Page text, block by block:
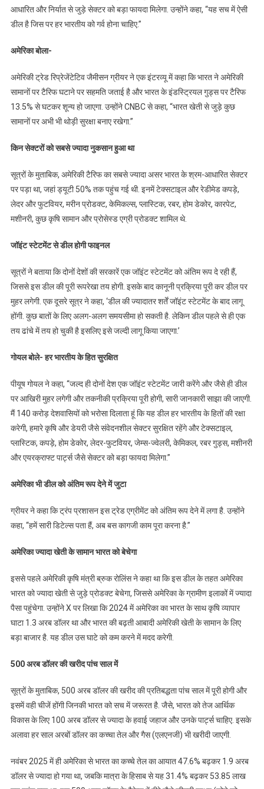
आधारित और निर्यात से जुड़े सेक्टर को बड़ा फायदा मिलेगा. उन्होंने कहा, “यह सच में ऐसी
डील है जिस पर हर भारतीय को गर्व होना चाहिए.”
अमेरिका बोला-
अमेरिकी ट्रेड रिप्रेजेंटेटिव जैमीसन ग्रीयर ने एक इंटरव्यू में कहा कि भारत ने अमेरिकी
सामानों पर टैरिफ घटाने पर सहमति जताई है और भारत के इंडस्ट्रियल गुड्स पर टैरिफ
13.5% से घटकर शून्य हो जाएगा. उन्होंने CNBC से कहा, “भारत खेती से जुड़े कुछ
सामानों पर अभी भी थोड़ी सुरक्षा बनाए रखेगा.”
किन सेक्टरों को सबसे ज्यादा नुकसान हुआ था
सूत्रों के मुताबिक, अमेरिकी टैरिफ का सबसे ज्यादा असर भारत के श्रम-आधारित सेक्टर
पर पड़ा था, जहां ड्यूटी 50% तक पहुंच गई थी. इनमें टेक्सटाइल और रेडीमेड कपड़े,
लेदर और फुटवियर, मरीन प्रोडक्ट, केमिकल्स, प्लास्टिक, रबर, होम डेकोर, कारपेट,
मशीनरी, कुछ कृषि सामान और प्रोसेस्ड एग्री प्रोडक्ट शामिल थे.
जॉइंट स्टेटमेंट से डील होगी फाइनल
सूत्रों ने बताया कि दोनों देशों की सरकारें एक जॉइंट स्टेटमेंट को अंतिम रूप दे रही हैं,
जिससे इस डील की पूरी रूपरेखा तय होगी. इसके बाद कानूनी प्रक्रिया पूरी कर डील पर
मुहर लगेगी. एक दूसरे सूत्र ने कहा, ‘डील की ज्यादातर शर्तें जॉइंट स्टेटमेंट के बाद लागू
होंगी. कुछ बातों के लिए अलग-अलग समयसीमा हो सकती है. लेकिन डील पहले से ही एक
तय ढांचे में तय हो चुकी है इसलिए इसे जल्दी लागू किया जाएगा.’
गोयल बोले- हर भारतीय के हित सुरक्षित
पीयूष गोयल ने कहा, “जल्द ही दोनों देश एक जॉइंट स्टेटमेंट जारी करेंगे और जैसे ही डील
पर आखिरी मुहर लगेगी और तकनीकी प्रक्रिया पूरी होगी, सारी जानकारी साझा की जाएगी.
मैं 140 करोड़ देशवासियों को भरोसा दिलाता हूं कि यह डील हर भारतीय के हितों की रक्षा
करेगी, हमारे कृषि और डेयरी जैसे संवेदनशील सेक्टर सुरक्षित रहेंगे और टेक्सटाइल,
प्लास्टिक, कपड़े, होम डेकोर, लेदर-फुटवियर, जेम्स-ज्वेलरी, केमिकल, रबर गुड्स, मशीनरी
और एयरक्राफ्ट पार्ट्स जैसे सेक्टर को बड़ा फायदा मिलेगा.”
अमेरिका भी डील को अंतिम रूप देने में जुटा
ग्रीयर ने कहा कि ट्रंप प्रशासन इस ट्रेड एग्रीमेंट को अंतिम रूप देने में लगा है. उन्होंने
कहा, “हमें सारी डिटेल्स पता हैं, अब बस कागजी काम पूरा करना है.”
अमेरिका ज्यादा खेती के सामान भारत को बेचेगा
इससे पहले अमेरिकी कृषि मंत्री ब्रुक रोलिंस ने कहा था कि इस डील के तहत अमेरिका
भारत को ज्यादा खेती से जुड़े प्रोडक्ट बेचेगा, जिससे अमेरिका के ग्रामीण इलाकों में ज्यादा
पैसा पहुंचेगा. उन्होंने X पर लिखा कि 2024 में अमेरिका का भारत के साथ कृषि व्यापार
घाटा 1.3 अरब डॉलर था और भारत की बढ़ती आबादी अमेरिकी खेती के सामान के लिए
बड़ा बाजार है. यह डील उस घाटे को कम करने में मदद करेगी.
500 अरब डॉलर की खरीद पांच साल में
सूत्रों के मुताबिक, 500 अरब डॉलर की खरीद की प्रतिबद्धता पांच साल में पूरी होगी और
इसमें वही चीजें होंगी जिनकी भारत को सच में जरूरत है. जैसे, भारत को तेज आर्थिक
विकास के लिए 100 अरब डॉलर से ज्यादा के हवाई जहाज और उनके पार्ट्स चाहिए. इसके
अलावा हर साल अरबों डॉलर का कच्चा तेल और गैस (एलएनजी) भी खरीदी जाएगी.
नवंबर 2025 में ही अमेरिका से भारत का कच्चे तेल का आयात 47.6% बढ़कर 1.9 अरब
डॉलर से ज्यादा हो गया था, जबकि मात्रा के हिसाब से यह 31.4% बढ़कर 53.85 लाख